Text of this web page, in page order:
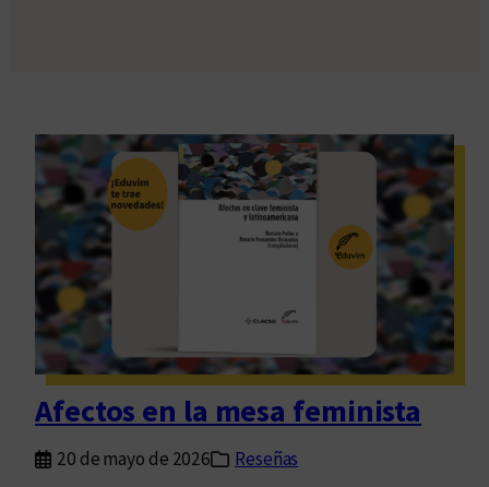
Afectos en la mesa feminista
20 de mayo de 2026
Reseñas